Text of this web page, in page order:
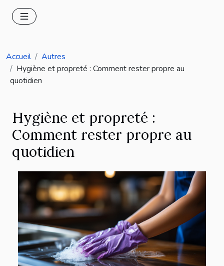
Accueil
Autres
Hygiène et propreté : Comment rester propre au
quotidien
Hygiène et propreté :
Comment rester propre au
quotidien